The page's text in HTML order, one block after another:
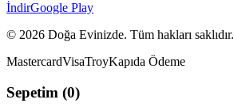
İndirGoogle Play
© 2026 Doğa Evinizde. Tüm hakları saklıdır.
MastercardVisaTroyKapıda Ödeme
Sepetim (0)